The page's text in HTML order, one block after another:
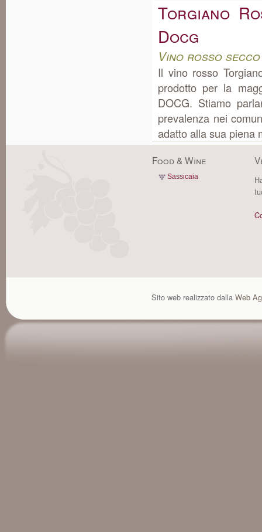
Torgiano
Docg
Vino rosso
Il vino rosso
prodotto per la
DOCG. Stiamo
prevalenza nei
adatto alla sua piena
Food & Wine
Sassicaia
Sito web realizzato dalla Web